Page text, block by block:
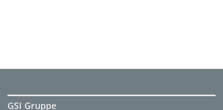
GSI Gruppe